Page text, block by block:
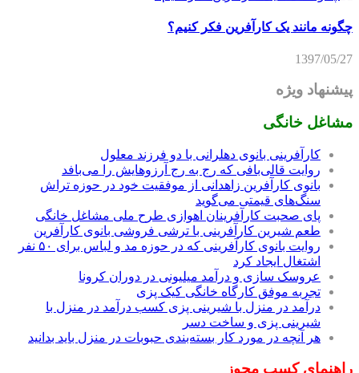
چگونه مانند یک کارآفرین فکر کنیم؟
1397/05/27
پیشنهاد ویژه
مشاغل خانگی
کارآفرینی بانوی دهلرانی با دو فرزند معلول
روایت قالی‌بافی که رج به رج آرزوهایش را می‌بافد
بانوی کارآفرین زاهدانی از موفقیت خود در حوزه تراش
سنگ‌های قیمتی می‌گوید
پای صحبت کارآفرینان اهوازی طرح ملی مشاغل خانگی
طعم شیرین کارآفرینی با ترشی فروشی بانوی کارآفرین
روایت بانوی کارآفرینی که در حوزه مد و لباس برای ۵۰ نفر
اشتغال ایجاد کرد
عروسک سازی و درآمد میلیونی در دوران کرونا
تجربه موفق کارگاه خانگی کیک پزی
درآمد در منزل با شیرینی پزی کسب درآمد در منزل با
شیرینی پزی و ساخت دسر
هر آنچه در مورد کار بسته‌بندی حبوبات در منزل باید بدانید
راهنمای کسب مجوز